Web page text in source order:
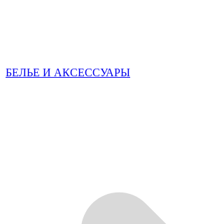
БЕЛЬЕ И АКСЕССУАРЫ